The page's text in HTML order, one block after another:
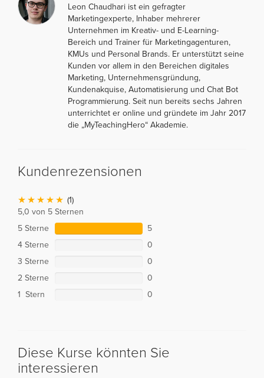
Leon Chaudhari ist ein gefragter
Marketingexperte, Inhaber mehrerer
Unternehmen im Kreativ- und E-Learning-
Bereich und Trainer für Marketingagenturen,
KMUs und Personal Brands. Er unterstützt seine
Kunden vor allem in den Bereichen digitales
Marketing, Unternehmensgründung,
Kundenakquise, Automatisierung und Chat Bot
Programmierung. Seit nun bereits sechs Jahren
unterrichtet er online und gründete im Jahr 2017
die „MyTeachingHero“ Akademie.
Kundenrezensionen
(1)
5,0 von 5 Sternen
5 Sterne
5
4 Sterne
0
3 Sterne
0
2 Sterne
0
1 Stern
0
Diese Kurse könnten Sie
interessieren